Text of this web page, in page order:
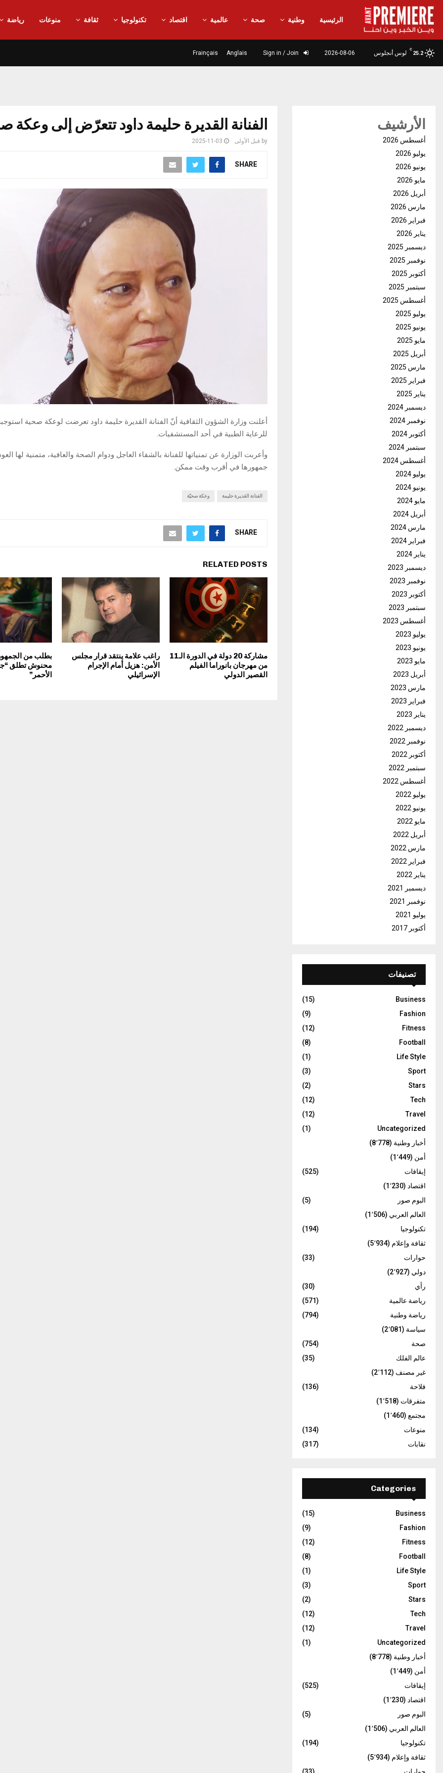
الرئيسية وطنية صحة عالمية اقتصاد تكنولوجيا ثقافة منوعات رياضة
25.2
C
لوس أنجلوس 2026-08-06
Anglais
Frainçais
الفنانة القديرة حليمة داود تتعرّض إلى وعكة
by قبل الأولى 2025-11-03
SHARE
أعلنت وزارة الشؤون الثقافية أنّ الفنانة القديرة حليمة داود تعرضت لوعكة صحية
للرعاية الطبية في أحد المستشفيات.
وأعربت الوزارة عن تمنياتها للفنانة بالشفاء العاجل ودوام الصحة والعافية، متمنية لها
جمهورها في أقرب وقت ممكن.
الفنانة القديرة حليمة وعكة صحيّة
SHARE
RELATED POSTS
مشاركة 20 دولة في الدورة الـ11
من مهرجان بانوراما الفيلم
القصير الدولي
راغب علامة ينتقد قرار مجلس
الأمن: هزيل أمام الإجرام
الإسرائيلي
بطلب من
محنوش تطلق
الأحمر”
الأرشيف
أغسطس 2026
يوليو 2026
يونيو 2026
مايو 2026
أبريل 2026
مارس 2026
فبراير 2026
يناير 2026
ديسمبر 2025
نوفمبر 2025
أكتوبر 2025
سبتمبر 2025
أغسطس 2025
يوليو 2025
يونيو 2025
مايو 2025
أبريل 2025
مارس 2025
فبراير 2025
يناير 2025
ديسمبر 2024
نوفمبر 2024
أكتوبر 2024
سبتمبر 2024
أغسطس 2024
يوليو 2024
يونيو 2024
مايو 2024
أبريل 2024
مارس 2024
فبراير 2024
يناير 2024
ديسمبر 2023
نوفمبر 2023
أكتوبر 2023
سبتمبر 2023
أغسطس 2023
يوليو 2023
يونيو 2023
مايو 2023
أبريل 2023
مارس 2023
فبراير 2023
يناير 2023
ديسمبر 2022
نوفمبر 2022
أكتوبر 2022
سبتمبر 2022
أغسطس 2022
يوليو 2022
يونيو 2022
مايو 2022
أبريل 2022
مارس 2022
فبراير 2022
يناير 2022
ديسمبر 2021
نوفمبر 2021
يوليو 2021
أكتوبر 2017
تصنيفات
Business
(15)
Fashion
(9)
Fitness
(12)
Football
(8)
Life Style
(1)
Sport
(3)
Stars
(2)
Tech
(12)
Travel
(12)
Uncategorized
(1)
أخبار وطنية (8٬778)
أمن (1٬449)
إيقافات
(525)
اقتصاد (1٬230)
البوم صور
(5)
العالم العربي (1٬506)
تكنولوجيا
(194)
ثقافة وإعلام (5٬934)
حوارات
(33)
دولي (2٬927)
رأي
(30)
رياضة عالمية
(571)
رياضة وطنية
(794)
سياسة (2٬081)
صحة
(754)
عالم الفلك
(35)
غير مصنف (2٬112)
فلاحة
(136)
متفرقات (1٬518)
مجتمع (1٬460)
منوعات
(134)
نقابات
(317)
Categories
Business
(15)
Fashion
(9)
Fitness
(12)
Football
(8)
Life Style
(1)
Sport
(3)
Stars
(2)
Tech
(12)
Travel
(12)
Uncategorized
(1)
أخبار وطنية (8٬778)
أمن (1٬449)
إيقافات
(525)
اقتصاد (1٬230)
البوم صور
(5)
العالم العربي (1٬506)
تكنولوجيا
(194)
ثقافة وإعلام (5٬934)